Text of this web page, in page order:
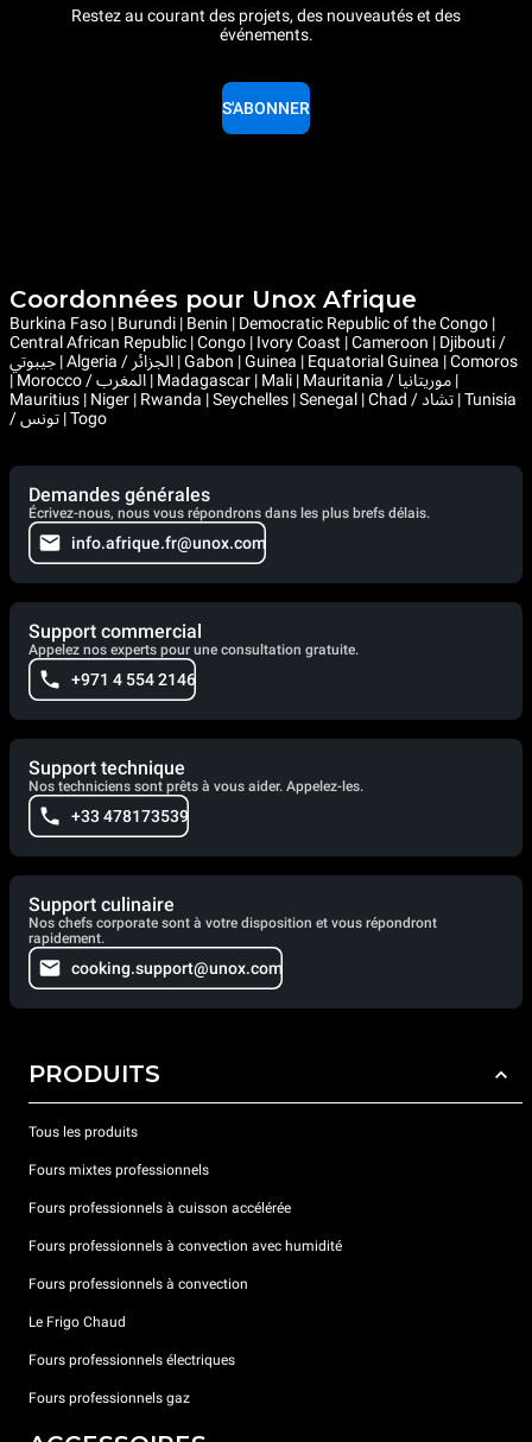
Restez au courant des projets, des nouveautés et des
événements.
S'ABONNER
Coordonnées pour Unox Afrique
Burkina Faso | Burundi | Benin | Democratic Republic of the Congo |
Central African Republic | Congo | Ivory Coast | Cameroon | Djibouti /
جيبوتي | Algeria / الجزائر | Gabon | Guinea | Equatorial Guinea | Comoros
| Morocco / المغرب | Madagascar | Mali | Mauritania / موريتانيا |
Mauritius | Niger | Rwanda | Seychelles | Senegal | Chad / تشاد | Tunisia
/ تونس | Togo
Demandes générales
Écrivez-nous, nous vous répondrons dans les plus brefs délais.
info.afrique.fr@unox.com
Support commercial
Appelez nos experts pour une consultation gratuite.
+971 4 554 2146
Support technique
Nos techniciens sont prêts à vous aider. Appelez-les.
+33 478173539
Support culinaire
Nos chefs corporate sont à votre disposition et vous répondront
rapidement.
cooking.support@unox.com
PRODUITS
Tous les produits
Fours mixtes professionnels
Fours professionnels à cuisson accélérée
Fours professionnels à convection avec humidité
Fours professionnels à convection
Le Frigo Chaud
Fours professionnels électriques
Fours professionnels gaz